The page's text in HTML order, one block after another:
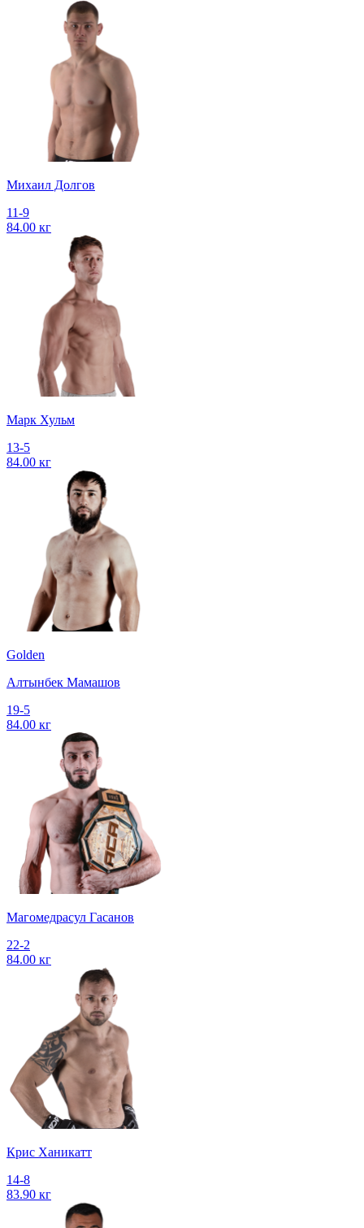
Михаил Долгов
11-9
84.00 кг
Марк Хульм
13-5
84.00 кг
Golden
Алтынбек Мамашов
19-5
84.00 кг
Магомедрасул Гасанов
22-2
84.00 кг
Крис Ханикатт
14-8
83.90 кг